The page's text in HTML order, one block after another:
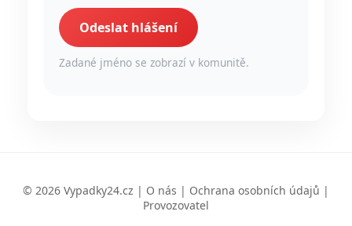
Odeslat hlášení
Zadané jméno se zobrazí v komunitě.
© 2026 Vypadky24.cz | O nás | Ochrana osobních údajů |
Provozovatel